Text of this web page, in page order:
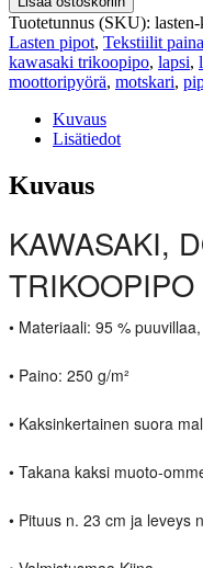
Tuotetunnus (SKU):
Lasten pipot, Tekstiilit
kawasaki trikoopipo, lapsi,
moottoripyörä, motskari,
Kuvaus
Lisätiedot
Kuvaus
KAWASAKI,
TRIKOOPIPO
• Materiaali: 95 %
• Paino: 250 g/m²
• Kaksinkertainen suora
• Takana kaksi muoto-
• Pituus n. 23 cm ja leveys